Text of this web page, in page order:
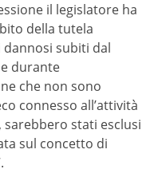
il legislatore ha
della tutela
subiti dal
durante
che non sono
connesso all’attività
sarebbero stati esclusi
sul concetto di